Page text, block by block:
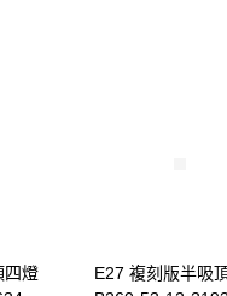
四燈
E27 複刻版半吸